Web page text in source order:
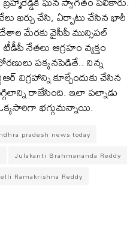
ఖర్చు చేసి, ఏర్పాటు చేసిన భారీ
మేరకు వైసీపీ మున్సిపల్
నేతలు ఆగ్రహం వ్యక్తం
పక్కనపెడితే.. నిన్న
విగ్రహాన్ని కూల్చేందుకు చేసిన
రాజేసింది. ఇలా పల్నాడు
భగ్గుమన్నాయి.
pradesh news today
Julakanti Brahmananda Reddy
Ramakrishna Reddy